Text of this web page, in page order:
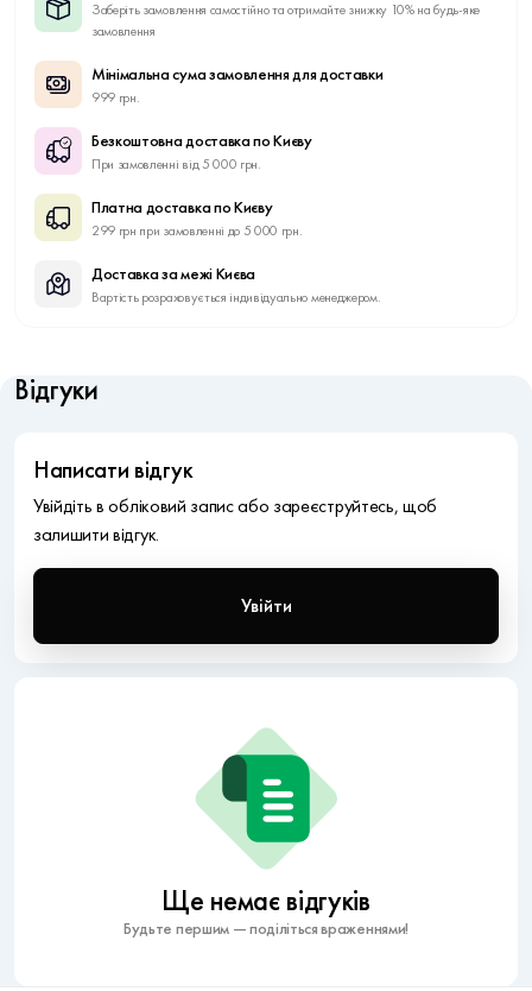
Заберіть замовлення самостійно та отримайте знижку 10% на будь-яке
замовлення
Мінімальна сума замовлення для доставки
999 грн.
Безкоштовна доставка по Києву
При замовленні від 5 000 грн.
Платна доставка по Києву
299 грн при замовленні до 5 000 грн.
Доставка за межі Києва
Вартість розраховується індивідуально менеджером.
Відгуки
Ще немає відгуків
Будьте першим — поділіться враженнями!
Написати відгук
Увійдіть в обліковий запис або зареєструйтесь, щоб
залишити відгук.
Увійти